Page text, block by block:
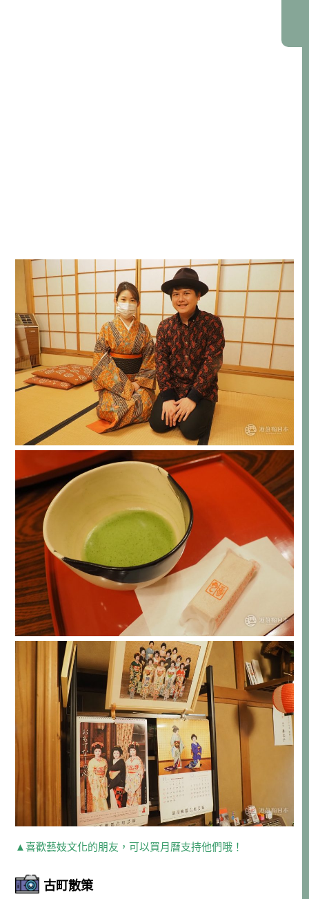
▲喜歡藝妓文化的朋友，可以買月曆支持他們哦！
古町散策